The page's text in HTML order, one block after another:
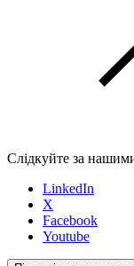
Слідкуйте за
LinkedIn
X
Facebook
Youtube